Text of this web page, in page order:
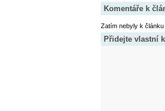
Komentáře k
Zatím nebyly k
Přidejte vlastní